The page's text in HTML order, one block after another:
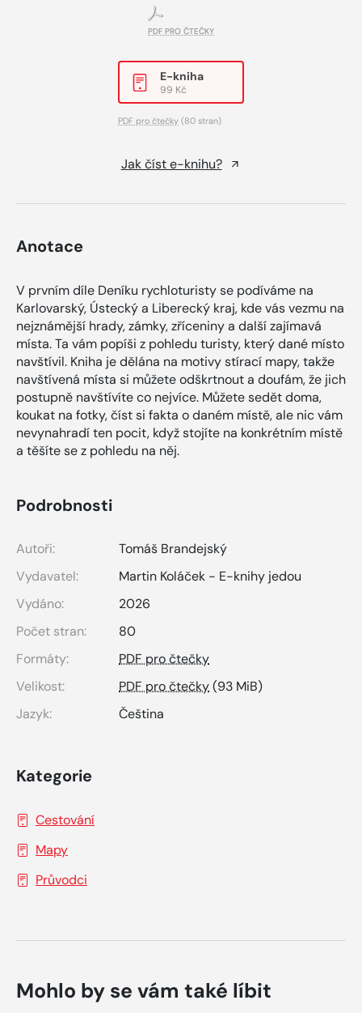
PDF PRO ČTEČKY
E-kniha
99 Kč
PDF pro čtečky (80 stran)
Jak číst e-knihu?
Anotace
V prvním díle Deníku rychloturisty se podíváme na
Karlovarský, Ústecký a Liberecký kraj, kde vás vezmu na
nejznámější hrady, zámky, zříceniny a další zajímavá
místa. Ta vám popíši z pohledu turisty, který dané místo
navštívil. Kniha je dělána na motivy stírací mapy, takže
navštívená místa si můžete odškrtnout a doufám, že jich
postupně navštívíte co nejvíce. Můžete sedět doma,
koukat na fotky, číst si fakta o daném místě, ale nic vám
nevynahradí ten pocit, když stojíte na konkrétním místě
a těšíte se z pohledu na něj.
Podrobnosti
Autoři:
Tomáš Brandejský
Vydavatel:
Martin Koláček - E-knihy jedou
Vydáno:
2026
Počet stran:
80
Formáty:
PDF pro čtečky
Velikost:
PDF pro čtečky(93 MiB)
Jazyk:
Čeština
Kategorie
Cestování
Mapy
Průvodci
Mohlo by se vám také líbit